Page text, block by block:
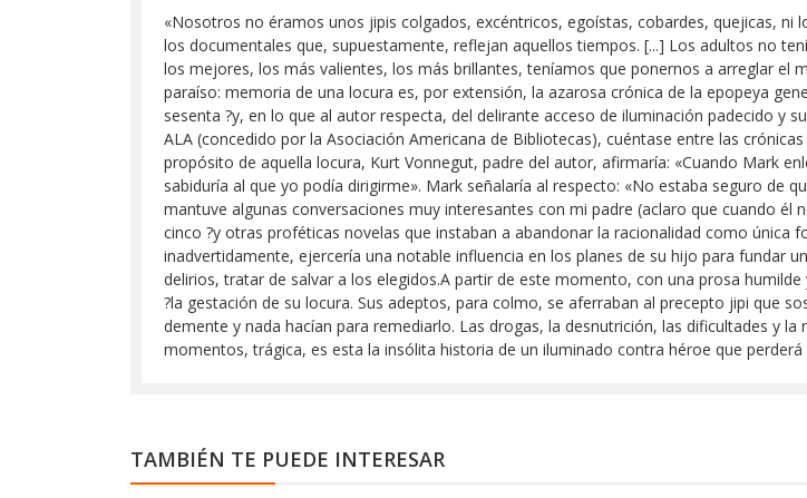
«Nosotros no éramos unos jipis colgados, excéntricos, egoístas, cobardes, quejicas, ni
los documentales que, supuestamente, reflejan aquellos tiempos. [...] Los adultos no
los mejores, los más valientes, los más brillantes, teníamos que ponernos a arreglar el
paraíso: memoria de una locura es, por extensión, la azarosa crónica de la epopeya
sesenta ?y, en lo que al autor respecta, del delirante acceso de iluminación padecido y
ALA (concedido por la Asociación Americana de Bibliotecas), cuéntase entre las
propósito de aquella locura, Kurt Vonnegut, padre del autor, afirmaría: «Cuando Mark
sabiduría al que yo podía dirigirme». Mark señalaría al respecto: «No estaba seguro de
mantuve algunas conversaciones muy interesantes con mi padre (aclaro que cuando
cinco ?y otras proféticas novelas que instaban a abandonar la racionalidad como única
inadvertidamente, ejercería una notable influencia en los planes de su hijo para fundar
delirios, tratar de salvar a los elegidos.A partir de este momento, con una prosa
?la gestación de su locura. Sus adeptos, para colmo, se aferraban al precepto jipi que
demente y nada hacían para remediarlo. Las drogas, la desnutrición, las dificultades y
momentos, trágica, es esta la insólita historia de un iluminado contra héroe que
TAMBIÉN TE PUEDE INTERESAR